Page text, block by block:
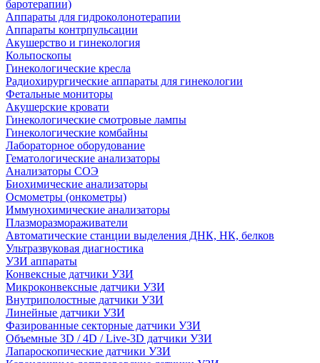
баротерапии)
Аппараты для гидроколонотерапии
Аппараты контрпульсации
Акушерство и гинекология
Кольпоскопы
Гинекологические кресла
Радиохирургические аппараты для гинекологии
Фетальные мониторы
Акушерские кровати
Гинекологические смотровые лампы
Гинекологические комбайны
Лабораторное оборудование
Гематологические анализаторы
Анализаторы СОЭ
Биохимические анализаторы
Осмометры (онкометры)
Иммунохимические анализаторы
Плазморазмораживатели
Автоматические станции выделения ДНК, НК, белков
Ультразвуковая диагностика
УЗИ аппараты
Конвексные датчики УЗИ
Микроконвексные датчики УЗИ
Внутриполостные датчики УЗИ
Линейные датчики УЗИ
Фазированные секторные датчики УЗИ
Объемные 3D / 4D / Live-3D датчики УЗИ
Лапароскопические датчики УЗИ